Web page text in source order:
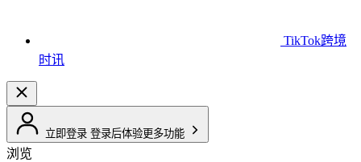
TikTok跨境
时讯
立即登录 登录后体验更多功能
浏览